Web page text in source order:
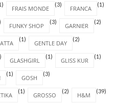
FRAIS MONDE
(3)
FRANCA
(1)
FUNKY SHOP
(3)
GARNIER
(2)
(1)
GENTLE DAY
(2)
GLASHGIRL
(1)
GLISS KUR
(1)
(1)
GOSH
(3)
(1)
GROSSO
(2)
H&M
(39)